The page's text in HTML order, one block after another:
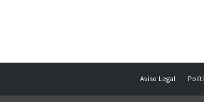
Aviso Legal